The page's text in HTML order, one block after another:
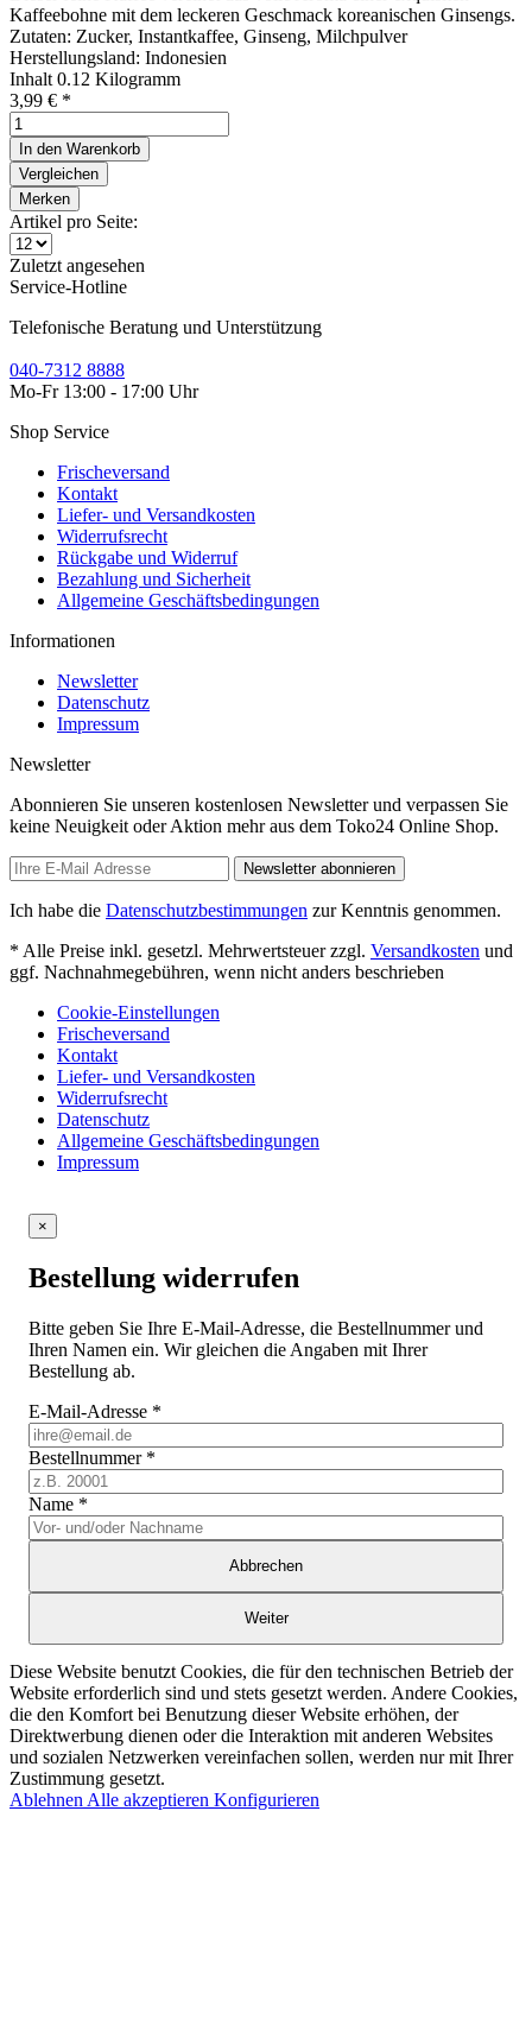
Kaffeebohne mit dem leckeren Geschmack koreanischen Ginsengs.
Zutaten: Zucker, Instantkaffee, Ginseng, Milchpulver
Herstellungsland: Indonesien
Inhalt 0.12 Kilogramm
3,99 € *
In den Warenkorb
Vergleichen
Merken
Artikel pro Seite:
Zuletzt angesehen
Service-Hotline
Telefonische Beratung und Unterstützung
040-7312 8888
Mo-Fr 13:00 - 17:00 Uhr
Shop Service
Frischeversand
Kontakt
Liefer- und Versandkosten
Widerrufsrecht
Rückgabe und Widerruf
Bezahlung und Sicherheit
Allgemeine Geschäftsbedingungen
Informationen
Newsletter
Datenschutz
Impressum
Newsletter
Abonnieren Sie unseren kostenlosen Newsletter und verpassen Sie
keine Neuigkeit oder Aktion mehr aus dem Toko24 Online Shop.
Newsletter abonnieren
Ich habe die Datenschutzbestimmungen zur Kenntnis genommen.
* Alle Preise inkl. gesetzl. Mehrwertsteuer zzgl. Versandkosten und
ggf. Nachnahmegebühren, wenn nicht anders beschrieben
Cookie-Einstellungen
Frischeversand
Kontakt
Liefer- und Versandkosten
Widerrufsrecht
Datenschutz
Allgemeine Geschäftsbedingungen
Impressum
×
Bestellung widerrufen
Bitte geben Sie Ihre E-Mail-Adresse, die Bestellnummer und
Ihren Namen ein. Wir gleichen die Angaben mit Ihrer
Bestellung ab.
E-Mail-Adresse *
Bestellnummer *
Name *
Abbrechen
Weiter
Diese Website benutzt Cookies, die für den technischen Betrieb der
Website erforderlich sind und stets gesetzt werden. Andere Cookies,
die den Komfort bei Benutzung dieser Website erhöhen, der
Direktwerbung dienen oder die Interaktion mit anderen Websites
und sozialen Netzwerken vereinfachen sollen, werden nur mit Ihrer
Zustimmung gesetzt.
Ablehnen Alle akzeptieren Konfigurieren